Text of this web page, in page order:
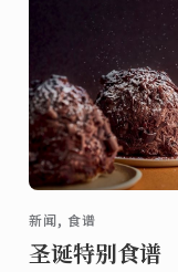
新闻, 食谱
圣诞特别食谱